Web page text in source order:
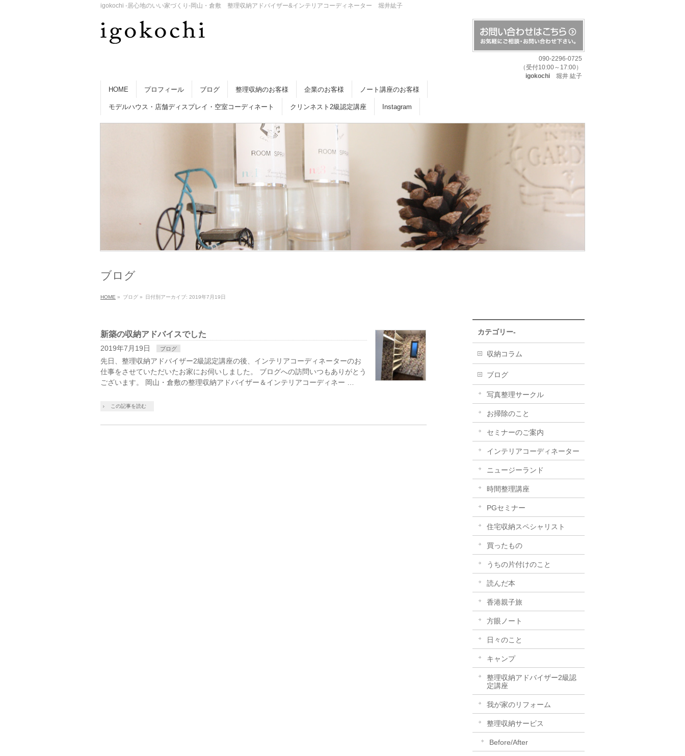
igokochi -居心地のいい家づくり-岡山・倉敷 整理収納アドバイザー&インテリアコーディネーター 堀井紘子
090-2296-0725
（受付10:00～17:00）
igokochi 堀井 紘子
HOME プロフィール ブログ 整理収納のお客様 企業のお客様 ノート講座のお客様
モデルハウス・店舗ディスプレイ・空室コーディネート クリンネスト2級認定講座 Instagram
ブログ
HOME » ブログ » 日付別アーカイブ: 2019年7月19日
新築の収納アドバイスでした
2019年7月19日 ブログ
先日、整理収納アドバイザー2級認定講座の後、インテリアコーディネーターのお
仕事をさせていただいたお家にお伺いしました。 ブログへの訪問いつもありがとう
ございます。 岡山・倉敷の整理収納アドバイザー＆インテリアコーディネー …
この記事を読む
カテゴリー-
収納コラム
ブログ
写真整理サークル
お掃除のこと
セミナーのご案内
インテリアコーディネーター
ニュージーランド
時間整理講座
PGセミナー
住宅収納スペシャリスト
買ったもの
うちの片付けのこと
読んだ本
香港親子旅
方眼ノート
日々のこと
キャンプ
整理収納アドバイザー2級認
定講座
我が家のリフォーム
整理収納サービス
Before/After